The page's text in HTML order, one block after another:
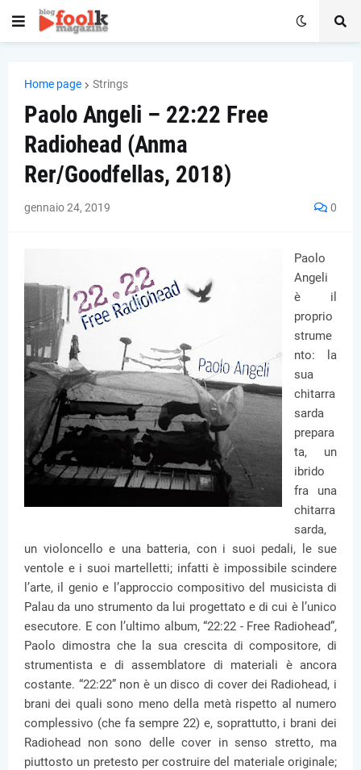
Home page Strings
Paolo Angeli – 22:22 Free
Radiohead (Anma
Rer/Goodfellas, 2018)
gennaio 24, 2019 0
Paolo
Angeli
è il
proprio
strume
nto: la
sua
chitarra
sarda
prepara
ta, un
ibrido
fra una
chitarra
sarda,
un violoncello e una batteria, con i suoi pedali, le sue
ventole e i suoi martelletti; infatti è impossibile scindere
l’arte, il genio e l’approccio compositivo del musicista di
Palau da uno strumento da lui progettato e di cui è l’unico
esecutore. E con l’ultimo album, “22:22 - Free Radiohead”,
Paolo dimostra che la sua crescita di compositore, di
strumentista e di assemblatore di materiali è ancora
costante. “22:22” non è un disco di cover dei Radiohead, i
brani dei quali sono meno della metà rispetto al numero
complessivo (che fa sempre 22) e, soprattutto, i brani dei
Radiohead non sono delle cover in senso stretto, ma
piuttosto un pretesto per costruire del materiale originale;